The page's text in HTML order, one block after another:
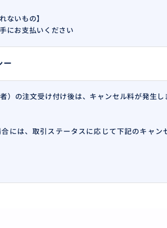
ないもの】
にお支払いください
ー
）の注文受け付け後は、キャンセル料が発生
には、取引ステータスに応じて下記のキャン